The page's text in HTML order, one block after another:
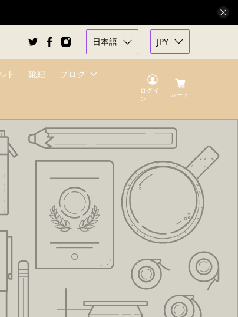
日本語 JPY
ト 靴紐 ブログ
ログイ
ン
カート